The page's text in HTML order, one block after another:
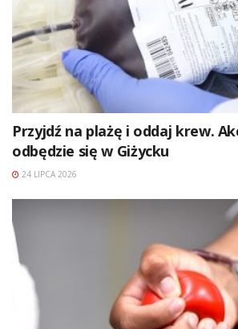
Przyjdź na plażę i oddaj krew.
odbędzie się w Giżycku
24 LIPCA 2026